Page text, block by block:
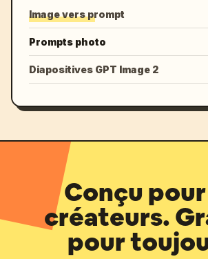
Image vers prompt
Prompts photo
Diapositives GPT Image 2
Conçu
créateurs.
pour